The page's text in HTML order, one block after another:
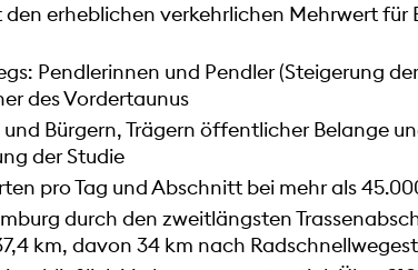
erheblichen verkehrlichen Mehrwert
Pendlerinnen und Pendler (Steigerung
des Vordertaunus
Bürgern, Trägern öffentlicher Belange
der Studie
pro Tag und Abschnitt bei mehr als
durch den zweitlängsten
km, davon 34 km nach